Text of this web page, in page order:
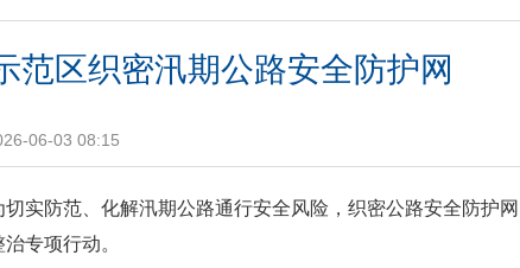
范区织密汛期公路安全防护网
06-03 08:15
实防范、化解汛期公路通行安全风险，织密公路安全防护
专项行动。